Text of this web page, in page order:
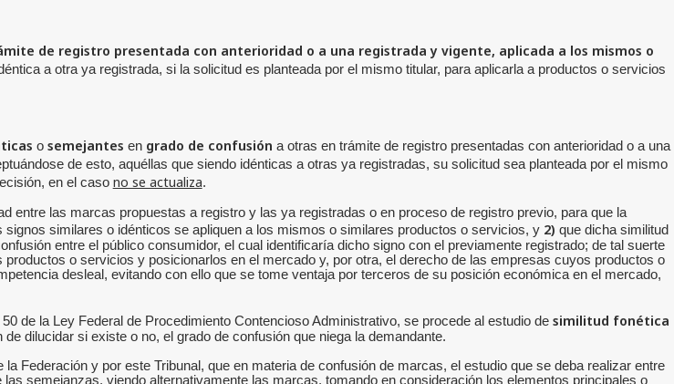
de registro presentada con anterioridad o a una registrada y vigente, aplicada a los mismos o
a otra ya registrada, si la solicitud es planteada por el mismo titular, para aplicarla a productos o servicios
o semejantes en grado de confusión a otras en trámite de registro presentadas con anterioridad o a una
de esto, aquéllas que siendo idénticas a otras ya registradas, su solicitud sea planteada por el mismo
en el caso no se actualiza.
entre las marcas propuestas a registro y las ya registradas o en proceso de registro previo, para que la
signos similares o idénticos se apliquen a los mismos o similares productos o servicios, y 2) que dicha similitud
entre el público consumidor, el cual identificaría dicho signo con el previamente registrado; de tal suerte
o servicios y posicionarlos en el mercado y, por otra, el derecho de las empresas cuyos productos o
desleal, evitando con ello que se tome ventaja por terceros de su posición económica en el mercado,
de la Ley Federal de Procedimiento Contencioso Administrativo, se procede al estudio de similitud fonética
dilucidar si existe o no, el grado de confusión que niega la demandante.
Federación y por este Tribunal, que en materia de confusión de marcas, el estudio que se deba realizar entre
semejanzas, viendo alternativamente las marcas, tomando en consideración los elementos principales o